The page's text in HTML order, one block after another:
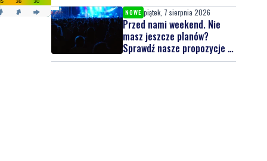
NOWE piątek, 7 sierpnia 2026
Przed nami weekend. Nie
masz jeszcze planów?
Sprawdź nasze propozycje w
powiecie wejherowskim i